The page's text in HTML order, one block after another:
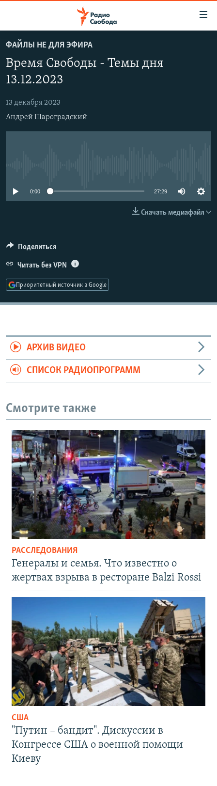
упрощенного
доступа
Вернуться
содержанию
Вернутся
поиску
ПРОГРАММЫ
ПОДКАСТЫ
АВТОРСКИЕ ПРОЕКТЫ
ЦИТАТЫ СВОБОДЫ
МНЕНИЯ
СЕВЕР.РЕАЛИИ
ПОДПИШИТЕСЬ НА РАССЫЛКУ
СОЦИАЛЬНЫЕ СЕТИ
Все сайты РСЕ/РС
ФАЙЛЫ НЕ ДЛЯ ЭФИРА
Время Свободы - Темы дня
13.12.2023
13 декабря 2023
Андрей Шароградский
0:00 27:29
Скачать медиафайл
Поделиться
Читать без VPN
Приоритетный источник в Google
АРХИВ ВИДЕО
СПИСОК РАДИОПРОГРАММ
Смотрите также
РАССЛЕДОВАНИЯ
Генералы и семья. Что известно о
жертвах взрыва в ресторане Balzi Rossi
США
"Путин – бандит". Дискуссии в
Конгрессе США о военной помощи
Киеву